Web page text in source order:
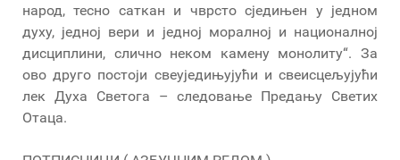
народ, тесно саткан и чврсто сједињен у једном
духу, једној вери и једној моралној и националној
дисциплини, слично неком камену монолиту“. За
ово друго постоји свеуједињујући и свеисцељујући
лек Духа Светога – следовање Предању Светих
Отаца.